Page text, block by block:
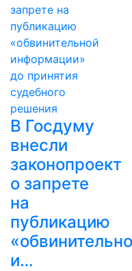
В Госдуму
внесли
законопроект
о запрете
на
публикацию
и…